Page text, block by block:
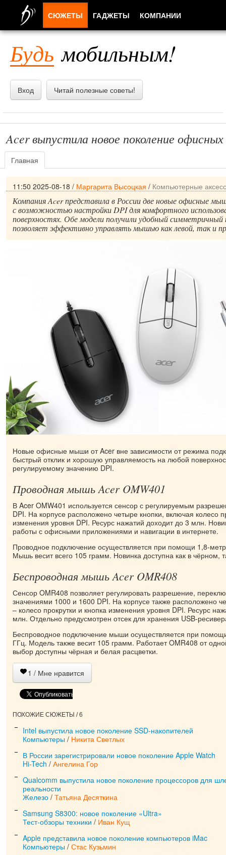
Будь мобильным!
Вход Читай полезные советы!
Acer выпустила новое поколение
Главная
11:50 2025-08-18 / Маргарита Высоцкая / Компьютерные
Компания Acer представила в России две новые офисные
с возможностью настройки DPI для комфортного
поверхностях. Обе модели получили удобный симметричный
позволяет эффективно управлять мышью как левой, так и
Новые офисные мыши от Acer вне зависимости от режима
быстрый отклик и хорошую управляемость на любой
регулируемому значению DPI.
Проводная мышь Acer OMW401
В Acer OMW401 используется сенсор с регулируемым
DPI. На корпусе расположено четыре кнопки, включая колесо
изменения уровня DPI. Ресурс нажатий доходит до 3 млн.
работы с офисными приложениями и навигации в интернете.
Проводное подключение осуществляется при помощи 1,8-
Мышь весит всего 105 грамм. Новинка доступна как в чёрном,
Беспроводная мышь Acer OMR408
Сенсор OMR408 позволяет регулировать разрешение,
значениями 1000 и 1600 DPI. На корпусе также расположено
– колесо прокрутки и кнопка изменения уровня DPI. Ресурс
млн. Отдельно предусмотрен отсек для хранения USB-
Беспроводное подключение мыши осуществляется при
ГГц. Модель также весит 105 грамм. Работает OMR408 от
выбор доступны чёрная и белая расцветки.
1 / Мне нравится
ПОХОЖИЕ СЮЖЕТЫ / 6
Intel выпустила новое поколение SSD-накопителей
Компьютеры / Никита Светлых
В России зарегистрировали новое поколение Apple Watch
Hi-Tech / Ангелина Гор
Qualcomm выпустила новое поколение процессоров для
реальности
Железо / Татьяна Десяткина
Samsung S8300: новое поколение «Ultra»
Тест-обзоры техники / Иван Кущ
Apple представила новое поколение компьютеров iMac
Компьютеры / Стас Кузьмин
СЮЖЕТЫ ГАДЖЕТЫ КОМПАНИИ
ПРИЛОЖЕНИЯ